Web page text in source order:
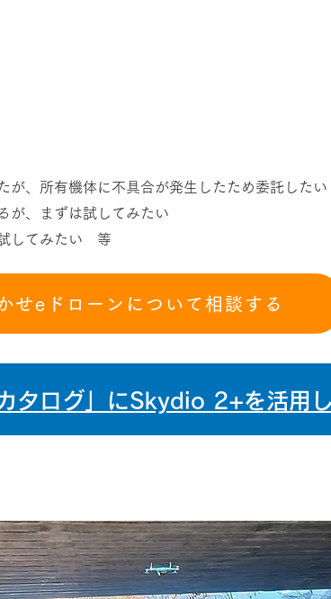
が、所有機体に不具合が発生したため委託したい
が、まずは試してみたい
してみたい 等
せeドローンについて相談する
タログ」にSkydio 2+を活用